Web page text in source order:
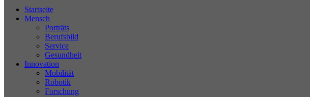
Startseite
Mensch
Porträts
Berufsbild
Service
Gesundheit
Innovation
Mobilität
Robotik
Forschung